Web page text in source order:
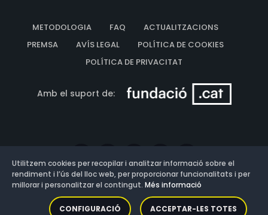
METODOLOGIA FAQ
ACTUALITZACIONS
PREMSA
AVÍS LEGAL
POLÍTICA DE COOKIES
POLÍTICA DE PRIVACITAT
Amb el suport de:
Versió: 3.13.0.202607011342
Utilitzem cookies per recopilar i analitzar informació sobre el
rendiment i l’ús del lloc web, per proporcionar funcionalitats i per
millorar i personalitzar el contingut. Més informació
CONFIGURACIÓ ACCEPTAR-LES TOTES